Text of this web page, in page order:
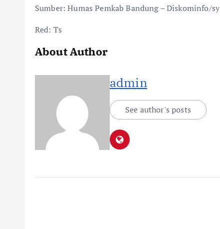
Sumber: Humas Pemkab Bandung – Diskominfo/sy
Red: Ts
About Author
admin
See author's posts